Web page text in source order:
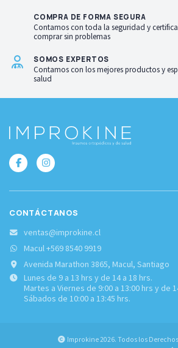
COMPRA DE FORMA SEGURA
Contamos con toda la seguridad y
comprar sin problemas
SOMOS EXPERTOS
Contamos con los mejores productos y
salud
CONTÁCTANOS
ventas@improkine.cl
Macul +569 8540 9919
Avenida Marathon 3865, Macul, Santiago
Lunes de 9 a 13 hrs y de 14 a 18 hrs.
Martes a Viernes de 9:00 a 13:00 hrs y de
Sábados de 10:00 a 13:45 hrs.
Improkine 2026. Todos los